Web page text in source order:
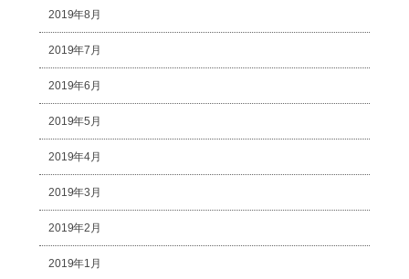
2019年8月
2019年7月
2019年6月
2019年5月
2019年4月
2019年3月
2019年2月
2019年1月